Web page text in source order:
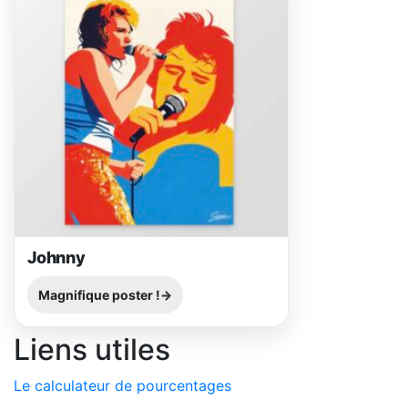
Johnny
Magnifique poster !
Liens utiles
Le calculateur de pourcentages